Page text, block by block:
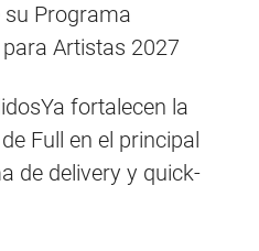
su Programa
Artistas 2027
fortalecen la
Full en el principal
de delivery y quick-